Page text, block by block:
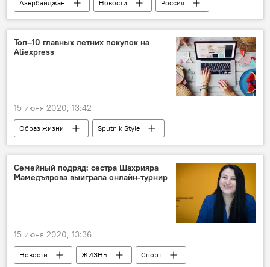
Азербайджан Новости Россия
Топ–10 главных летних покупок на
Aliexpress
15 июня 2020, 13:42
Образ жизни
Sputnik Style
Онлайн
шопинг
покупки
лето
Семейный подряд: сестра Шахрияра
Мамедъярова выиграла онлайн-турнир
15 июня 2020, 13:36
Новости ЖИЗНЬ
Спорт